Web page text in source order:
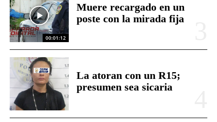
00:01:12
Muere recargado en un
poste con la mirada fija
La atoran con un R15;
presumen sea sicaria